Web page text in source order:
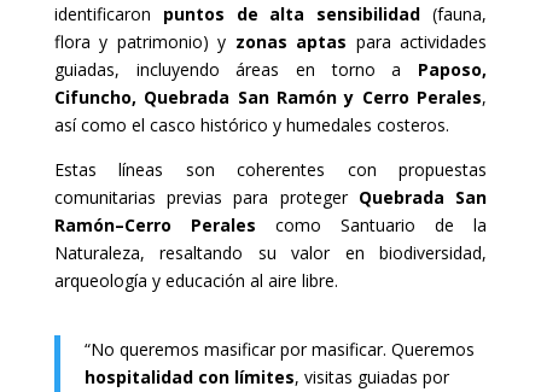
identificaron puntos de alta sensibilidad (fauna,
flora y patrimonio) y zonas aptas para actividades
guiadas, incluyendo áreas en torno a Paposo,
Cifuncho, Quebrada San Ramón y Cerro Perales,
así como el casco histórico y humedales costeros.
Estas líneas son coherentes con propuestas
comunitarias previas para proteger Quebrada San
Ramón–Cerro Perales como Santuario de la
Naturaleza, resaltando su valor en biodiversidad,
arqueología y educación al aire libre.
“No queremos masificar por masificar. Queremos
hospitalidad con límites, visitas guiadas por